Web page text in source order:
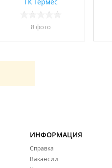
8 фото
ИНФОРМАЦИЯ
Справка
Вакансии